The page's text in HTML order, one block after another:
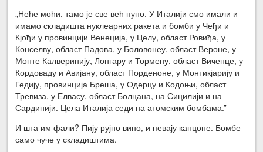
„Неће моћи, тамо је све већ пуно. У Италији смо имали и
имамо складишта нуклеарних ракета и бомби у Чеђи и
Кјођи у провинцији Венеција, у Целу, област Ровиђа, у
Конселву, област Падова, у Боловонеу, област Вероне, у
Монте Калверинију, Лонгару и Тормену, област Виченце, у
Кордоваду и Авијану, област Порденоне, у Монтикјарију и
Гедију, провинција Бреша, у Одерцу и Кодоњи, област
Тревиза, у Елвасу, област Болцана, на Сицилији и на
Сардинији. Цела Италија седи на атомским бомбама.”
И шта им фали? Пију рујно вино, и певају канцоне. Бомбе
само чуче у складиштима.